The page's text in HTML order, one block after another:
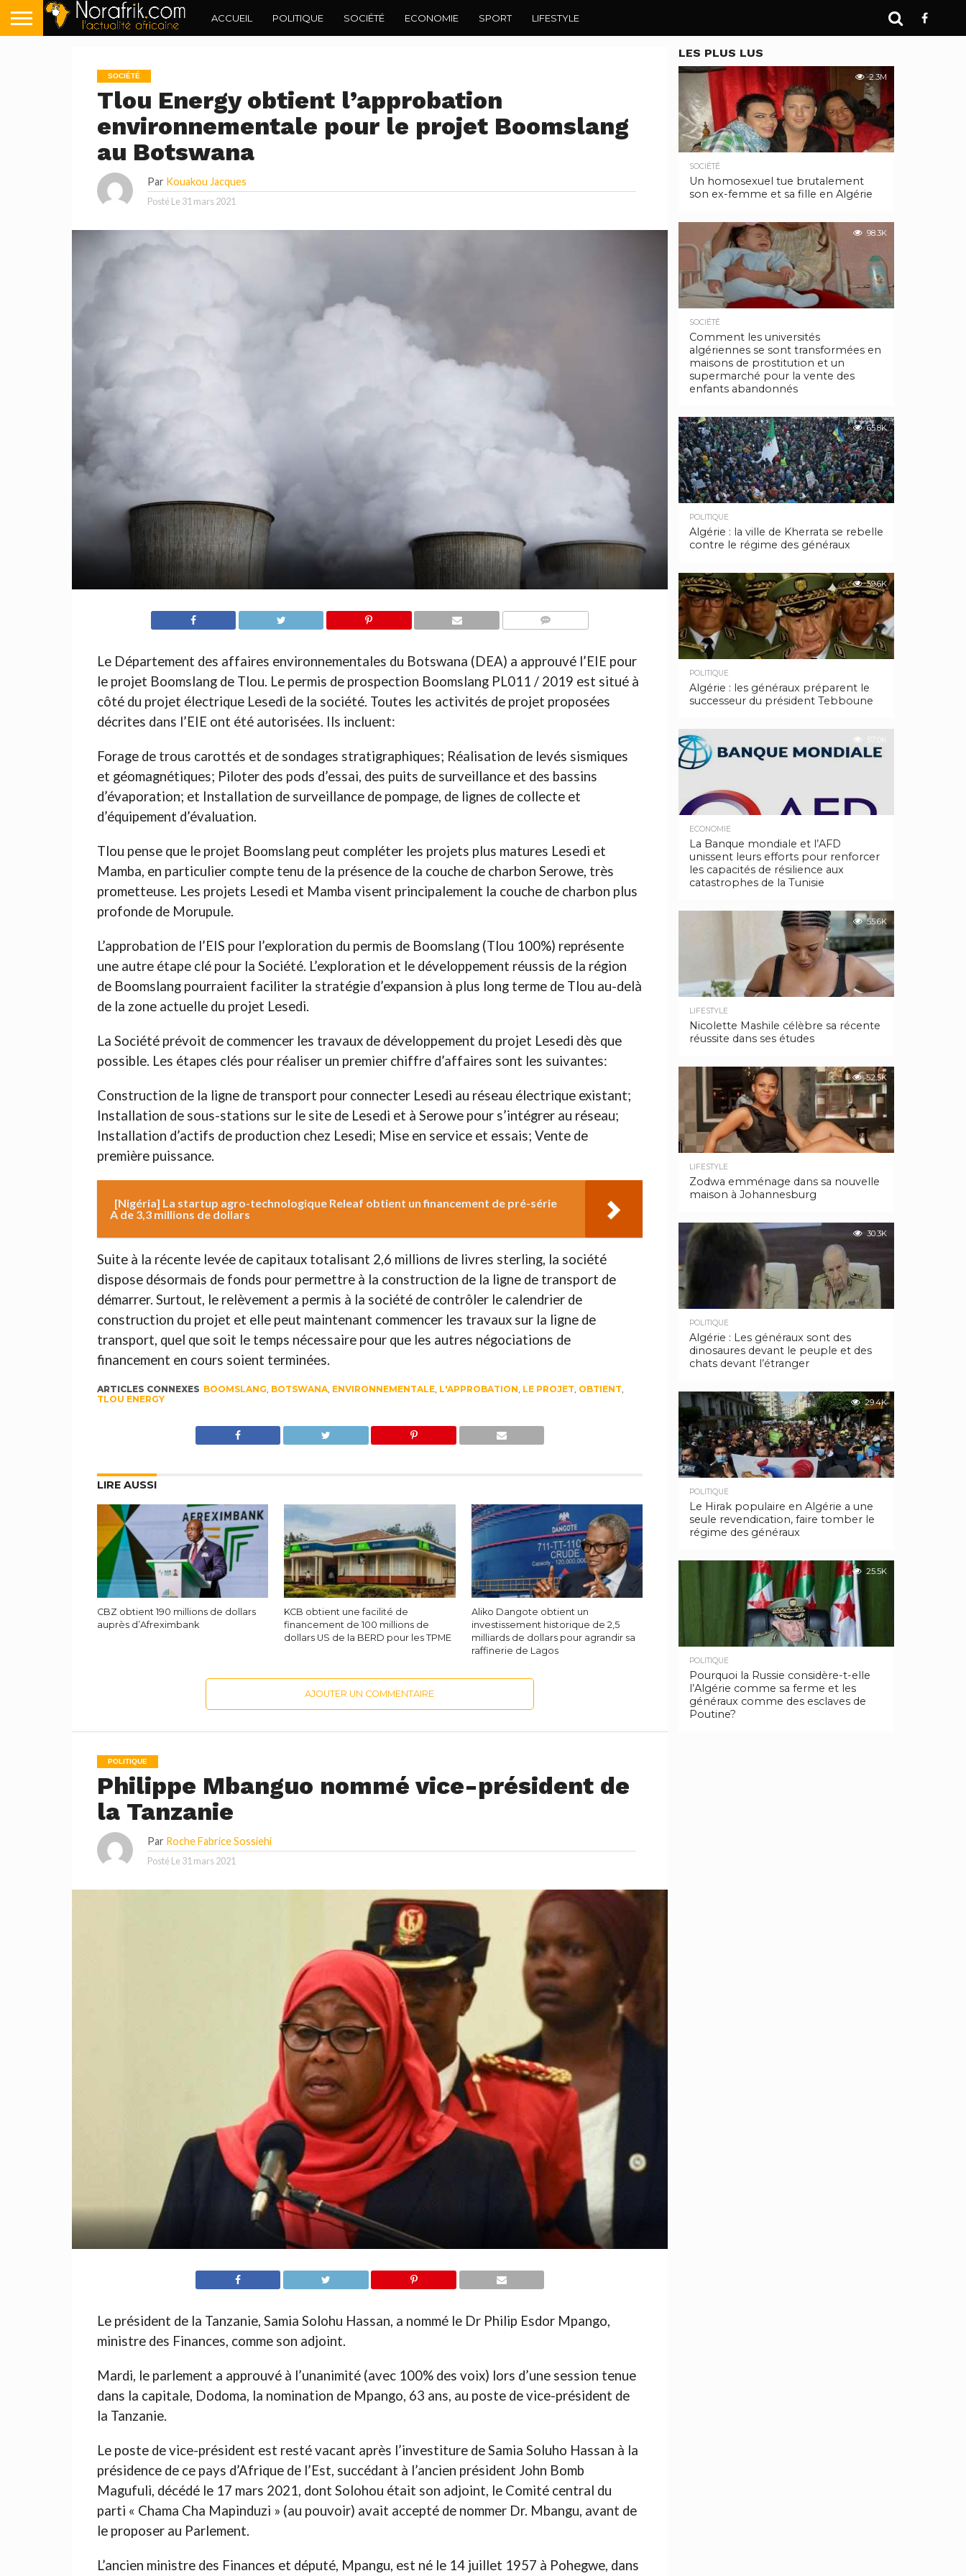
ACCUEIL POLITIQUE SOCIÉTÉ ECONOMIE SPORT LIFESTYLE
SOCIÉTÉ
Tlou Energy obtient l’approbation
environnementale pour le projet Boomslang
au Botswana
Par Kouakou Jacques
Posté Le 31 mars 2021
Le Département des affaires environnementales du Botswana (DEA) a approuvé l’EIE pour
le projet Boomslang de Tlou. Le permis de prospection Boomslang PL011 / 2019 est situé à
côté du projet électrique Lesedi de la société. Toutes les activités de projet proposées
décrites dans l’EIE ont été autorisées. Ils incluent:
Forage de trous carottés et de sondages stratigraphiques; Réalisation de levés sismiques
et géomagnétiques; Piloter des pods d’essai, des puits de surveillance et des bassins
d’évaporation; et Installation de surveillance de pompage, de lignes de collecte et
d’équipement d’évaluation.
Tlou pense que le projet Boomslang peut compléter les projets plus matures Lesedi et
Mamba, en particulier compte tenu de la présence de la couche de charbon Serowe, très
prometteuse. Les projets Lesedi et Mamba visent principalement la couche de charbon plus
profonde de Morupule.
L’approbation de l’EIS pour l’exploration du permis de Boomslang (Tlou 100%) représente
une autre étape clé pour la Société. L’exploration et le développement réussis de la région
de Boomslang pourraient faciliter la stratégie d’expansion à plus long terme de Tlou au-delà
de la zone actuelle du projet Lesedi.
La Société prévoit de commencer les travaux de développement du projet Lesedi dès que
possible. Les étapes clés pour réaliser un premier chiffre d’affaires sont les suivantes:
Construction de la ligne de transport pour connecter Lesedi au réseau électrique existant;
Installation de sous-stations sur le site de Lesedi et à Serowe pour s’intégrer au réseau;
Installation d’actifs de production chez Lesedi; Mise en service et essais; Vente de
première puissance.
[Nigéria] La startup agro-technologique Releaf obtient un financement de pré-série
A de 3,3 millions de dollars
Suite à la récente levée de capitaux totalisant 2,6 millions de livres sterling, la société
dispose désormais de fonds pour permettre à la construction de la ligne de transport de
démarrer. Surtout, le relèvement a permis à la société de contrôler le calendrier de
construction du projet et elle peut maintenant commencer les travaux sur la ligne de
transport, quel que soit le temps nécessaire pour que les autres négociations de
financement en cours soient terminées.
ARTICLES CONNEXES BOOMSLANG, BOTSWANA, ENVIRONNEMENTALE, L'APPROBATION, LE PROJET, OBTIENT,
TLOU ENERGY
LIRE AUSSI
CBZ obtient 190 millions de dollars
auprès d’Afreximbank
KCB obtient une facilité de
financement de 100 millions de
dollars US de la BERD pour les TPME
Aliko Dangote obtient un
investissement historique de 2,5
milliards de dollars pour agrandir sa
raffinerie de Lagos
AJOUTER UN COMMENTAIRE
POLITIQUE
Philippe Mbanguo nommé vice-président de
la Tanzanie
Par Roche Fabrice Sossiehi
Posté Le 31 mars 2021
Le président de la Tanzanie, Samia Solohu Hassan, a nommé le Dr Philip Esdor Mpango,
ministre des Finances, comme son adjoint.
Mardi, le parlement a approuvé à l’unanimité (avec 100% des voix) lors d’une session tenue
dans la capitale, Dodoma, la nomination de Mpango, 63 ans, au poste de vice-président de
la Tanzanie.
Le poste de vice-président est resté vacant après l’investiture de Samia Soluho Hassan à la
présidence de ce pays d’Afrique de l’Est, succédant à l’ancien président John Bomb
Magufuli, décédé le 17 mars 2021, dont Solohou était son adjoint, le Comité central du
parti « Chama Cha Mapinduzi » (au pouvoir) avait accepté de nommer Dr. Mbangu, avant de
le proposer au Parlement.
L’ancien ministre des Finances et député, Mpangu, est né le 14 juillet 1957 à Pohegwe, dans
LES PLUS LUS
2.3M
SOCIÉTÉ
Un homosexuel tue brutalement
son ex-femme et sa fille en Algérie
98.3K
SOCIÉTÉ
Comment les universités
algériennes se sont transformées en
maisons de prostitution et un
supermarché pour la vente des
enfants abandonnés
65.8K
POLITIQUE
Algérie : la ville de Kherrata se rebelle
contre le régime des généraux
59.6K
POLITIQUE
Algérie : les généraux préparent le
successeur du président Tebboune
57.0K
ECONOMIE
La Banque mondiale et l’AFD
unissent leurs efforts pour renforcer
les capacités de résilience aux
catastrophes de la Tunisie
55.6K
LIFESTYLE
Nicolette Mashile célèbre sa récente
réussite dans ses études
52.5K
LIFESTYLE
Zodwa emménage dans sa nouvelle
maison à Johannesburg
30.3K
POLITIQUE
Algérie : Les généraux sont des
dinosaures devant le peuple et des
chats devant l’étranger
29.4K
POLITIQUE
Le Hirak populaire en Algérie a une
seule revendication, faire tomber le
régime des généraux
25.5K
POLITIQUE
Pourquoi la Russie considère-t-elle
l’Algérie comme sa ferme et les
généraux comme des esclaves de
Poutine?